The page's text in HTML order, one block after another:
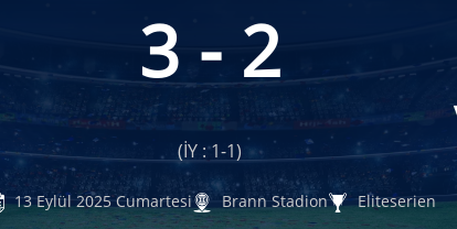
3 - 2
(İY : 1-1)
13 Eylül 2025 Cumartesi Brann Stadion Eliteserien